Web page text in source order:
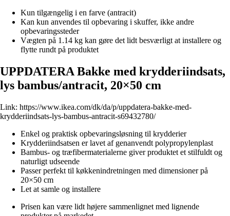
Kun tilgængelig i en farve (antracit)
Kan kun anvendes til opbevaring i skuffer, ikke andre
opbevaringssteder
Vægten på 1.14 kg kan gøre det lidt besværligt at installere og
flytte rundt på produktet
UPPDATERA Bakke med krydderiindsats,
lys bambus/antracit, 20×50 cm
Link: https://www.ikea.com/dk/da/p/uppdatera-bakke-med-
krydderiindsats-lys-bambus-antracit-s69432780/
Enkel og praktisk opbevaringsløsning til krydderier
Krydderiindsatsen er lavet af genanvendt polypropylenplast
Bambus- og træfibermaterialerne giver produktet et stilfuldt og
naturligt udseende
Passer perfekt til køkkenindretningen med dimensioner på
20×50 cm
Let at samle og installere
Prisen kan være lidt højere sammenlignet med lignende